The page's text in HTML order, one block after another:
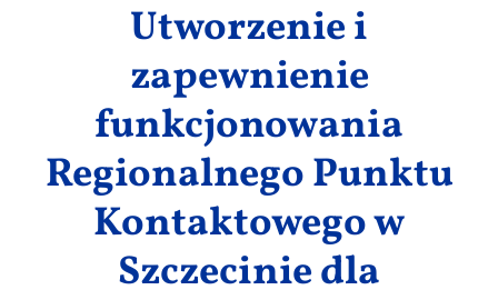
Utworzenie i
zapewnienie
funkcjonowania
Regionalnego Punktu
Kontaktowego w
Szczecinie dla